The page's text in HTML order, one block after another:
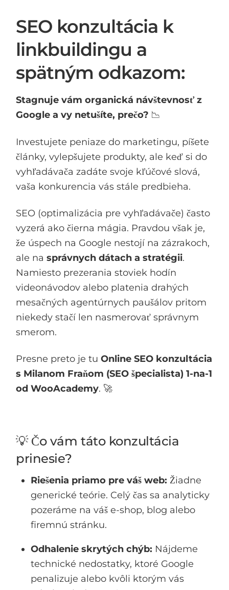
SEO konzultácia k
linkbuildingu a
spätným odkazom:
Stagnuje vám organická návštevnosť z
Google a vy netušíte, prečo? 📉
Investujete peniaze do marketingu, píšete
články, vylepšujete produkty, ale keď si do
vyhľadávača zadáte svoje kľúčové slová,
vaša konkurencia vás stále predbieha.
SEO (optimalizácia pre vyhľadávače) často
vyzerá ako čierna mágia. Pravdou však je,
že úspech na Google nestojí na zázrakoch,
ale nasprávnych dátach a stratégii.
Namiesto prezerania stoviek hodín
videonávodov alebo platenia drahých
mesačných agentúrnych paušálov pritom
niekedy stačí len nasmerovať správnym
smerom.
Presne preto je tuOnline SEO konzultácia
s Milanom Fraňom (SEO špecialista) 1-na-1
od WooAcademy. 🚀
💡 Čo vám táto konzultácia
prinesie?
Riešenia priamo pre váš web: Žiadne
generické teórie. Celý čas sa analyticky
pozeráme na váš e-shop, blog alebo
firemnú stránku.
Odhalenie skrytých chýb: Nájdeme
technické nedostatky, ktoré Google
penalizuje alebo kvôli ktorým vás